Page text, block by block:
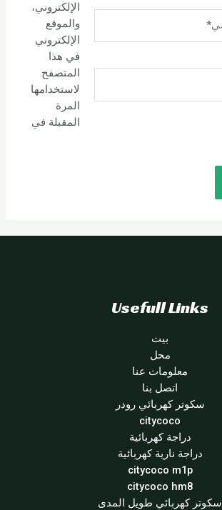
الإلكتروني،
والموقع
الإلكتروني
في هذا
المتصفح
لاستخدامها
المرة
المقبلة في
Usefull Links
بيت
محل
معلومات عنا
اتصل بنا
سكوتر كهربائي رودر
citycoco
دراجة كهربائية
دراجة نارية كهربائية
citycoco m1p
citycoco hm8
سكوتر كهربائي طويل المدى